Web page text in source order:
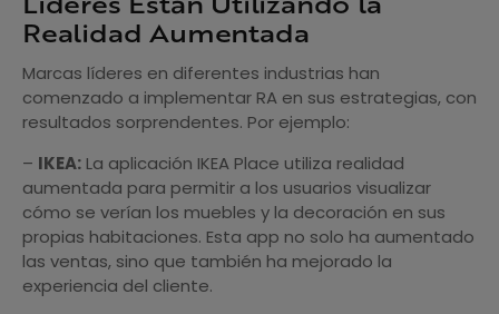
Realidad Aumentada
Marcas líderes en diferentes industrias han
comenzado a implementar RA en sus estrategias, con
resultados sorprendentes. Por ejemplo:
– IKEA: La aplicación IKEA Place utiliza realidad
aumentada para permitir a los usuarios visualizar
cómo se verían los muebles y la decoración en sus
propias habitaciones. Esta app no solo ha aumentado
las ventas, sino que también ha mejorado la
experiencia del cliente.